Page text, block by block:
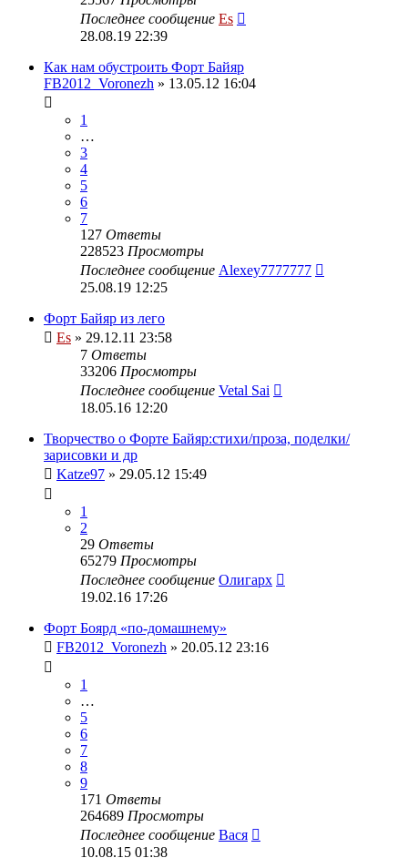
Последнее сообщение Es
28.08.19 22:39
Как нам обустроить Форт Байяр
FB2012_Voronezh » 13.05.12 16:04
1
…
3
4
5
6
7
127 Ответы
228523 Просмотры
Последнее сообщение Alexey7777777
25.08.19 12:25
Форт Байяр из лего
Es » 29.12.11 23:58
7 Ответы
33206 Просмотры
Последнее сообщение Vetal Sai
18.05.16 12:20
Творчество о Форте Байяр:стихи/проза, поделки/
зарисовки и др
Katze97 » 29.05.12 15:49
1
2
29 Ответы
65279 Просмотры
Последнее сообщение Олигарх
19.02.16 17:26
Форт Боярд «по-домашнему»
FB2012_Voronezh » 20.05.12 23:16
1
…
5
6
7
8
9
171 Ответы
264689 Просмотры
Последнее сообщение Вася
10.08.15 01:38